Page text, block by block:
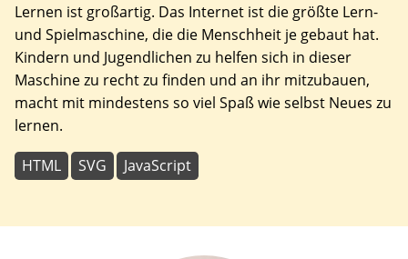
Lernen ist großartig. Das Internet ist die größte Lern-
und Spielmaschine, die die Menschheit je gebaut hat.
Kindern und Jugendlichen zu helfen sich in dieser
Maschine zu recht zu finden und an ihr mitzubauen,
macht mit mindestens so viel Spaß wie selbst Neues zu
lernen.
HTML SVG JavaScript